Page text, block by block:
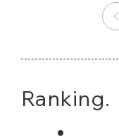
Ranking.